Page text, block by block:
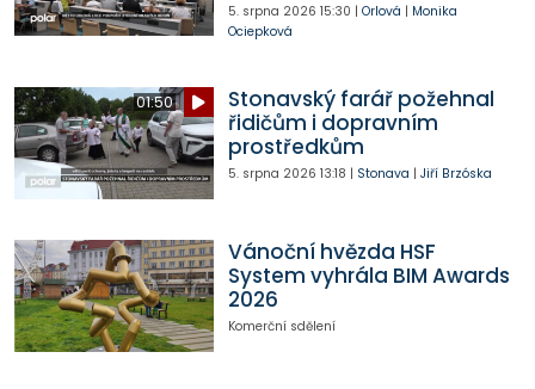
5. srpna 2026 15:30 | Orlová | Monika
Ociepková
01:50
Stonavský farář požehnal
řidičům i dopravním
prostředkům
5. srpna 2026 13:18 | Stonava | Jiří Brzóska
Vánoční hvězda HSF
System vyhrála BIM Awards
2026
Komerční sdělení